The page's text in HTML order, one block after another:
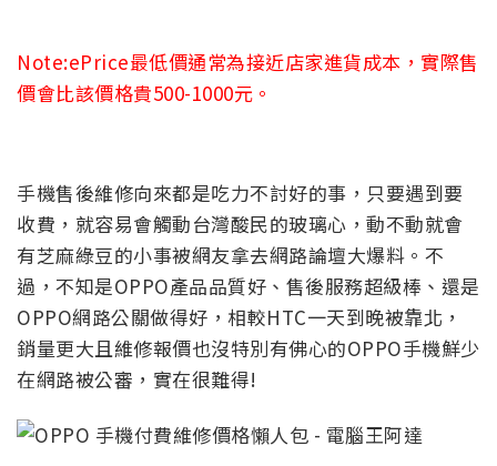
Note:ePrice最低價通常為接近店家進貨成本，實際售
價會比該價格貴500-1000元。
手機售後維修向來都是吃力不討好的事，只要遇到要
收費，就容易會觸動台灣酸民的玻璃心，動不動就會
有芝麻綠豆的小事被網友拿去網路論壇大爆料。不
過，不知是OPPO產品品質好、售後服務超級棒、還是
OPPO網路公關做得好，相較HTC一天到晚被靠北，
銷量更大且維修報價也沒特別有佛心的OPPO手機鮮少
在網路被公審，實在很難得!